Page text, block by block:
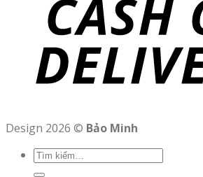
Design 2026 © Bảo Minh